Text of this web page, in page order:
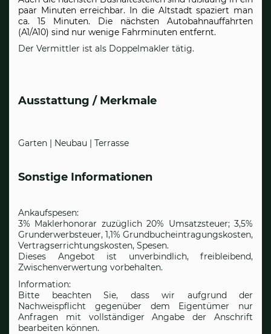
paar Minuten erreichbar. In die Altstadt spaziert man
ca. 15 Minuten. Die nächsten Autobahnauffahrten
(A1/A10) sind nur wenige Fahrminuten entfernt.
Der Vermittler ist als Doppelmakler tätig.
Ausstattung / Merkmale
Garten | Neubau | Terrasse
Sonstige Informationen
Ankaufspesen:
3% Maklerhonorar zuzüglich 20% Umsatzsteuer; 3,5%
Grunderwerbsteuer, 1,1% Grundbucheintragungskosten,
Vertragserrichtungskosten, Spesen.
Dieses Angebot ist unverbindlich, freibleibend,
Zwischenverwertung vorbehalten.
Information:
Bitte beachten Sie, dass wir aufgrund der
Nachweispflicht gegenüber dem Eigentümer nur
Anfragen mit vollständiger Angabe der Anschrift
bearbeiten können.